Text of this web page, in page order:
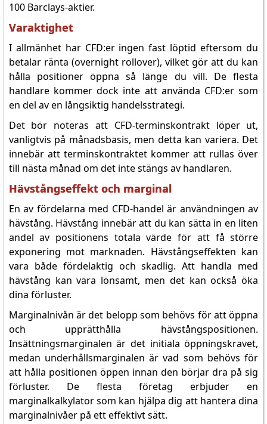
100 Barclays-aktier.
Varaktighet
I allmänhet har CFD:er ingen fast löptid eftersom du
betalar ränta (overnight rollover), vilket gör att du kan
hålla positioner öppna så länge du vill. De flesta
handlare kommer dock inte att använda CFD:er som
en del av en långsiktig handelsstrategi.
Det bör noteras att CFD-terminskontrakt löper ut,
vanligtvis på månadsbasis, men detta kan variera. Det
innebär att terminskontraktet kommer att rullas över
till nästa månad om det inte stängs av handlaren.
Hävstångseffekt och marginal
En av fördelarna med CFD-handel är användningen av
hävstång. Hävstång innebär att du kan sätta in en liten
andel av positionens totala värde för att få större
exponering mot marknaden. Hävstångseffekten kan
vara både fördelaktig och skadlig. Att handla med
hävstång kan vara lönsamt, men det kan också öka
dina förluster.
Marginalnivån är det belopp som behövs för att öppna
och upprätthålla hävstångspositionen.
Insättningsmarginalen är det initiala öppningskravet,
medan underhållsmarginalen är vad som behövs för
att hålla positionen öppen innan den börjar dra på sig
förluster. De flesta företag erbjuder en
marginalkalkylator som kan hjälpa dig att hantera dina
marginalnivåer på ett effektivt sätt.